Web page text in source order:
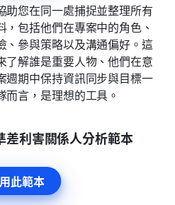
助您在同一處捕捉並整理所有
包括他們在專案中的角色、
、參與策略以及溝通偏好。這
了解誰是重要人物、他們在意
週期中保持資訊同步與目標一
言，是理想的工具。
利害關係人分析範本
此範本